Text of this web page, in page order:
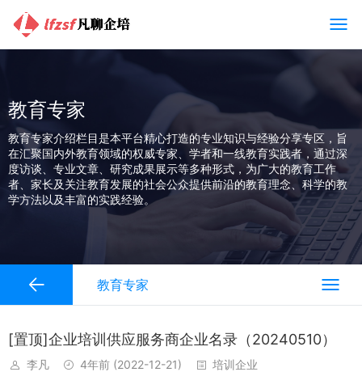
教育专家
教育专家介绍栏目是本平台精心打造的专业知识与经验分享专区，旨
在汇聚国内外教育领域的权威专家、学者和一线教育实践者，通过深
度访谈、专业文章、研究成果展示等多种形式，为广大的教育工作
者、家长及关注教育发展的社会公众提供前沿的教育理念、科学的教
学方法以及丰富的实践经验。
教育专家
[置顶]企业培训供应服务商企业名录（20240510）
李凡 4年前 (2022-12-21)
培训企业